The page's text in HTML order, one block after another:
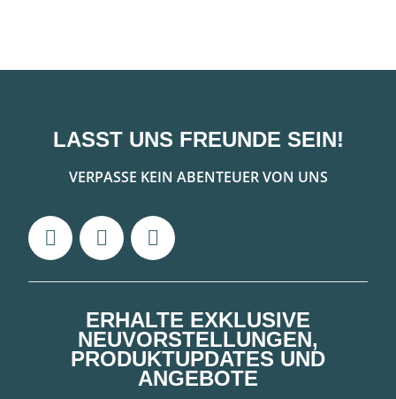
LASST UNS FREUNDE SEIN!
VERPASSE KEIN ABENTEUER VON UNS
ERHALTE EXKLUSIVE
NEUVORSTELLUNGEN,
PRODUKTUPDATES UND
ANGEBOTE